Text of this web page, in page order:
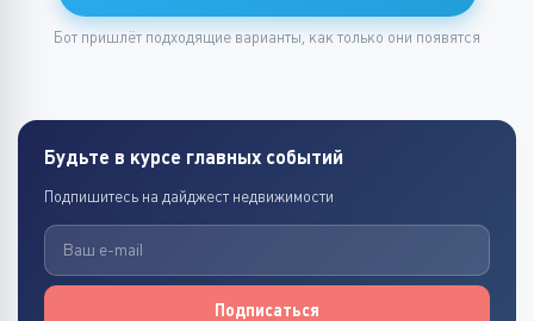
Бот пришлёт подходящие варианты, как только они появятся
Будьте в курсе главных событий
Подпишитесь на дайджест недвижимости
Подписаться